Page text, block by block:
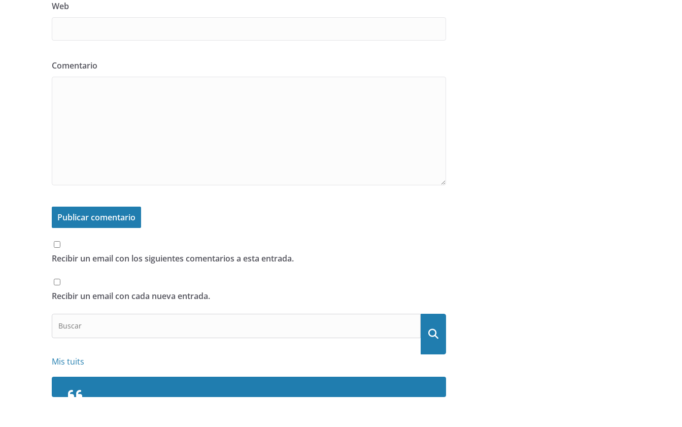
Web
Comentario
Recibir un email con los siguientes comentarios a esta entrada.
Recibir un email con cada nueva entrada.
Mis tuits